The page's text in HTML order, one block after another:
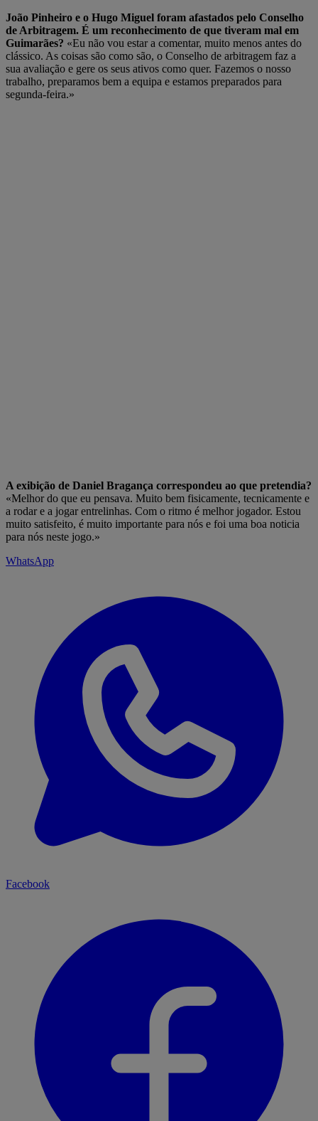
João Pinheiro e o Hugo Miguel foram afastados pelo Conselho
de Arbitragem. É um reconhecimento de que tiveram mal em
Guimarães? «Eu não vou estar a comentar, muito menos antes do
clássico. As coisas são como são, o Conselho de arbitragem faz a
sua avaliação e gere os seus ativos como quer. Fazemos o nosso
trabalho, preparamos bem a equipa e estamos preparados para
segunda-feira.»
A exibição de Daniel Bragança correspondeu ao que pretendia?
«Melhor do que eu pensava. Muito bem fisicamente, tecnicamente e
a rodar e a jogar entrelinhas. Com o ritmo é melhor jogador. Estou
muito satisfeito, é muito importante para nós e foi uma boa noticia
para nós neste jogo.»
WhatsApp
Facebook